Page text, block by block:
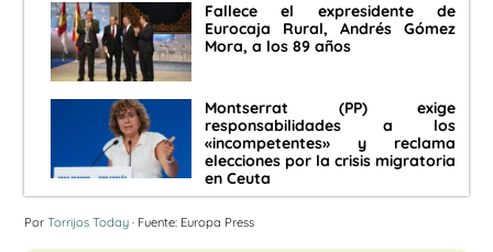
Fallece el expresidente de
Eurocaja Rural, Andrés Gómez
Mora, a los 89 años
Montserrat (PP) exige
responsabilidades a los
«incompetentes» y reclama
elecciones por la crisis migratoria
en Ceuta
Por Torrijos Today · Fuente: Europa Press